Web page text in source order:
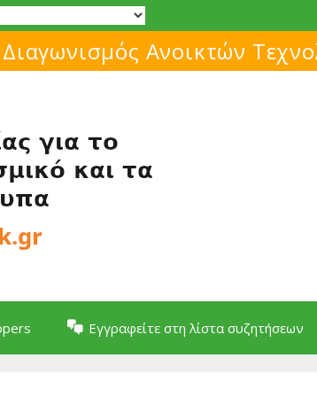
Μάθε για το ελεύθερο
Εγγραφείτε στη λίστα συζητήσεων